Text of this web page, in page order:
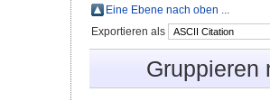
Eine Ebene nach oben ...
Exportieren als
Gruppieren